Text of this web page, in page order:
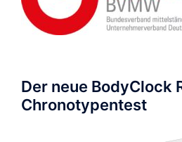
Der neue BodyClock
Chronotypentest